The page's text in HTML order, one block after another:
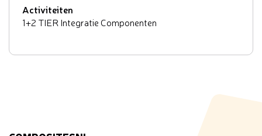
Activiteiten
1+2 TIER Integratie Componenten